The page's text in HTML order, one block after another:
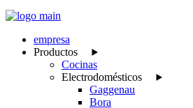
empresa
Productos
Cocinas
Electrodomésticos
Gaggenau
Bora